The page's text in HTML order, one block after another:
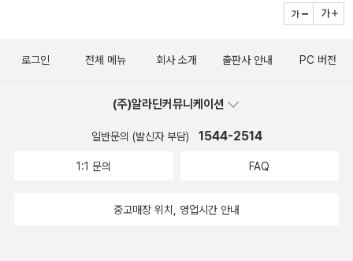
로그인 전체 메뉴 회사 소개 출판사 안내 PC 버전
(주)알라딘커뮤니케이션
일반문의 (발신자 부담) 1544-2514
1:1 문의 FAQ
중고매장 위치, 영업시간 안내